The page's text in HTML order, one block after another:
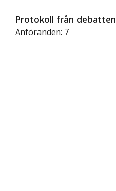
Protokoll från debatten
Anföranden: 7